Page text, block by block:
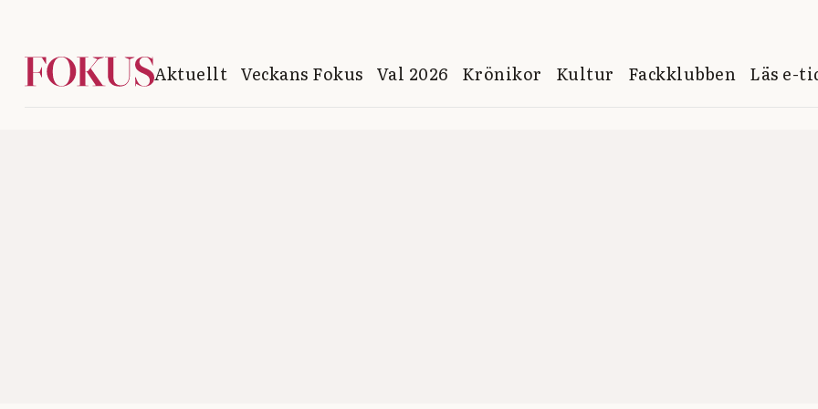
Aktuellt Veckans Fokus Val 2026 Krönikor Kultur Fackklubben Läs e-